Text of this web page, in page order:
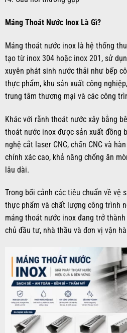
Máng Thoát Nước Inox Là Gì?
Máng thoát nước inox là hệ thống
tạo từ inox 304 hoặc inox 201, sử
xuyên phát sinh nước thải như bếp
thực phẩm, khu sản xuất công
trung tâm thương mại và các công
Khác với rãnh thoát nước xây bằng
thoát nước inox được sản xuất đồng
nghệ cắt laser CNC, chấn CNC và
chính xác cao, khả năng chống ăn
lâu dài.
Trong bối cảnh các tiêu chuẩn về vệ
thực phẩm và chất lượng công trình
máng thoát nước inox đang trở
chủ đầu tư, nhà thầu và đơn vị vận